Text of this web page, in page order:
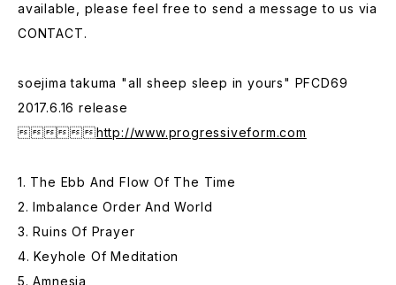
available, please feel free to send a message to us via
CONTACT.
soejima takuma "all sheep sleep in yours" PFCD69
2017.6.16 release
http://www.progressiveform.com
1. The Ebb And Flow Of The Time
2. Imbalance Order And World
3. Ruins Of Prayer
4. Keyhole Of Meditation
5. Amnesia